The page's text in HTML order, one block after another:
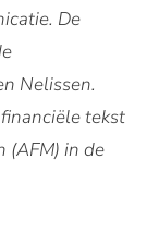
De
Nelissen.
tekst
(AFM) in de